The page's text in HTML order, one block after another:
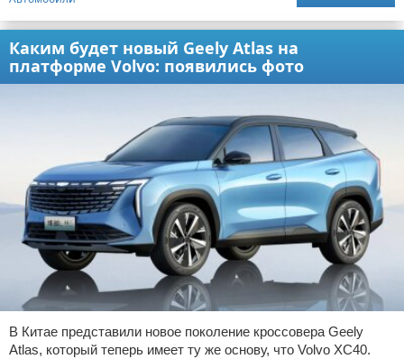
Каким будет новый Geely Atlas на
платформе Volvo: появились фото
В Китае представили новое поколение кроссовера Geely
Atlas, который теперь имеет ту же основу, что Volvo XC40.